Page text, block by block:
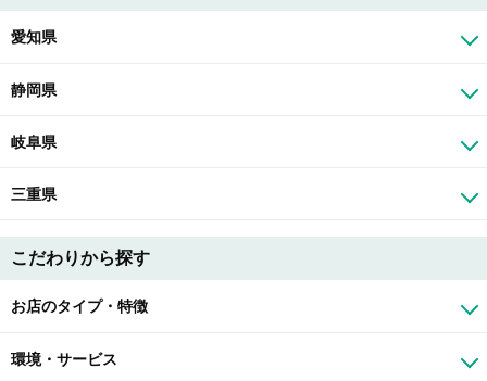
愛知県
静岡県
岐阜県
三重県
こだわりから探す
お店のタイプ・特徴
環境・サービス